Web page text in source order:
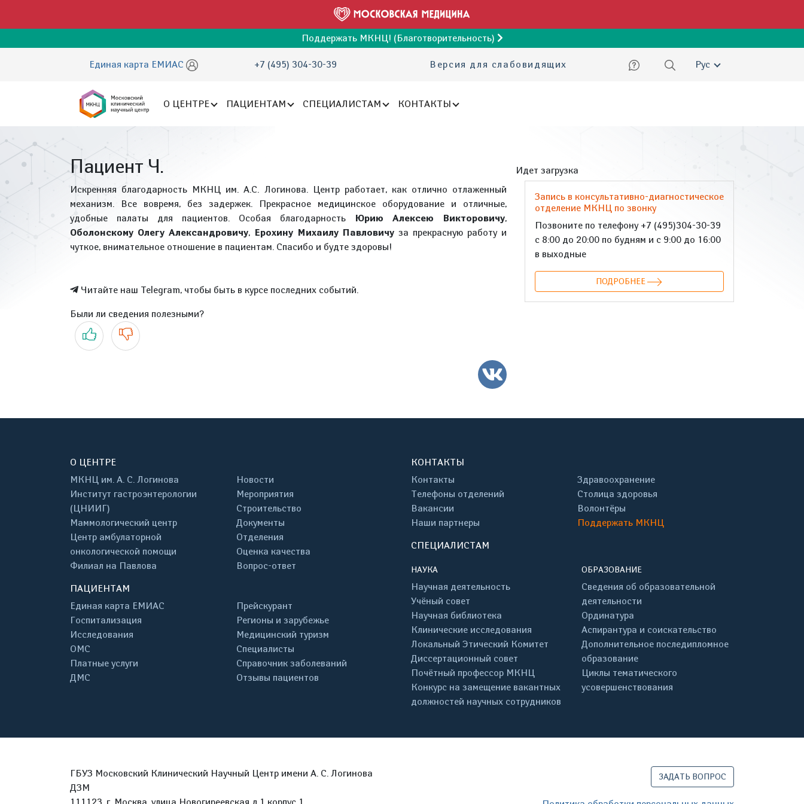
Поддержать МКНЦ! (Благотворительность)
Единая карта ЕМИАС +7 (495) 304-30-39 Версия для слабовидящих Русский
О ЦЕНТРЕ ПАЦИЕНТАМ СПЕЦИАЛИСТАМ КОНТАКТЫ
Пациент Ч.
Искренняя благодарность МКНЦ им. А.С. Логинова. Центр работает, как отлично отлаженный
механизм. Все вовремя, без задержек. Прекрасное медицинское оборудование и отличные,
удобные палаты для пациентов. Особая благодарность
Юрию Алексею Викторовичу,
Оболонскому Олегу Александровичу, Ерохину Михаилу Павловичу за прекрасную работу и
чуткое, внимательное отношение в пациентам. Спасибо и будте здоровы!
Читайте наш Telegram, чтобы быть в курсе последних событий.
Были ли сведения полезными?
Да Нет
ВКонтакте
Идет загрузка
Запись в консультативно-диагностическое
отделение МКНЦ по звонку
Позвоните по телефону +7 (495)304-30-39
с 8:00 до 20:00 по будням и с 9:00 до 16:00
в выходные
ПОДРОБНЕЕ
О ЦЕНТРЕ
МКНЦ им. А. С. Логинова
Институт гастроэнтерологии
(ЦНИИГ)
Маммологический центр
Центр амбулаторной
онкологической помощи
Филиал на Павлова
Новости
Мероприятия
Строительство
Документы
Отделения
Оценка качества
Вопрос-ответ
ПАЦИЕНТАМ
Единая карта ЕМИАС
Госпитализация
Исследования
ОМС
Платные услуги
ДМС
Прейскурант
Регионы и зарубежье
Медицинский туризм
Специалисты
Справочник заболеваний
Отзывы пациентов
КОНТАКТЫ
Контакты
Телефоны отделений
Вакансии
Наши партнеры
Здравоохранение
Столица здоровья
Волонтёры
Поддержать МКНЦ
СПЕЦИАЛИСТАМ
НАУКА
Научная деятельность
Учёный совет
Научная библиотека
Клинические исследования
Локальный Этический Комитет
Диссертационный совет
Почётный профессор МКНЦ
Конкурс на замещение вакантных
должностей научных сотрудников
ОБРАЗОВАНИЕ
Сведения об образовательной
деятельности
Ординатура
Аспирантура и соискательство
Дополнительное последипломное
образование
Циклы тематического
усовершенствования
ГБУЗ Московский Клинический Научный Центр имени А. С. Логинова
ДЗМ
ЗАДАТЬ ВОПРОС